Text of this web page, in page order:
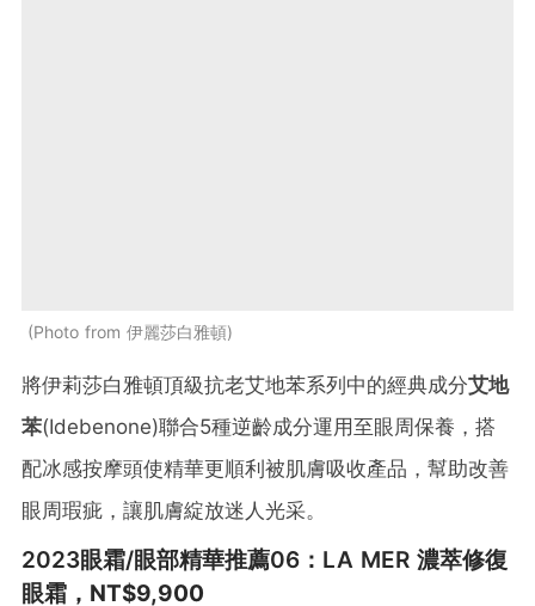
Photo from 伊麗莎白雅頓
將伊莉莎白雅頓頂級抗老艾地苯系列中的經典成分艾地
苯(Idebenone)聯合5種逆齡成分運用至眼周保養，搭
配冰感按摩頭使精華更順利被肌膚吸收產品，幫助改善
眼周瑕疵，讓肌膚綻放迷人光采。
2023眼霜/眼部精華推薦06：LA MER 濃萃修復
眼霜 ，NT$9,900